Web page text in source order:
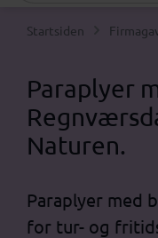
Startsiden
Paraplyer
Naturen.
Paraplyer med
for tur- og